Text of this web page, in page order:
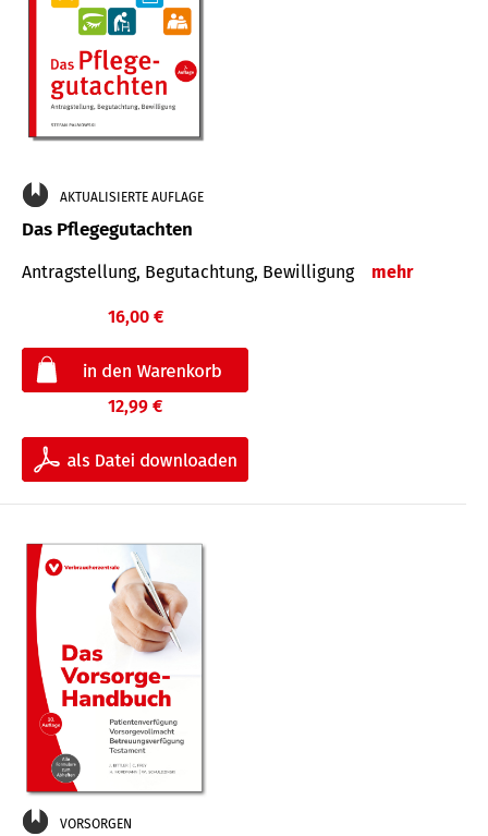
AKTUALISIERTE AUFLAGE
Das Pflegegutachten
Antragstellung, Begutachtung, Bewilligung mehr
16,00 €
12,99 €
VORSORGEN